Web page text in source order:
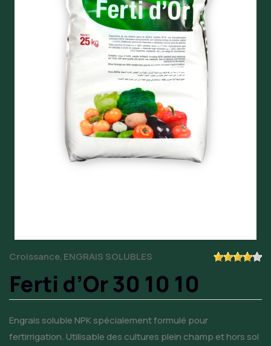
CroissanceENGRAIS SOLUBLES
Ferti d’Or 30 10 10
Engrais soluble NPK spécialement formulé pour
fertirrigation. Utilisable des cultures plein champ et hors sol